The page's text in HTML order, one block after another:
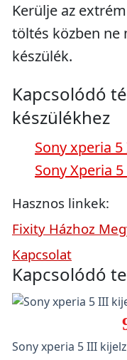
Kerülje az
töltés közben ne
készülék.
Kapcsolódó
készülékhez
Sony xperia
Sony Xperia
Hasznos linkek:
Fixity Házhoz
Kapcsolat
Kapcsolódó
Sony xperia 5 III